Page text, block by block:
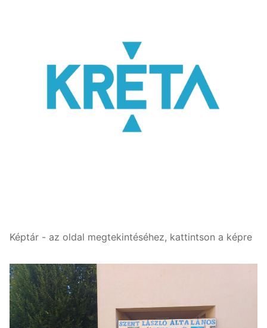
Képtár - az oldal megtekintéséhez, kattintson a képre